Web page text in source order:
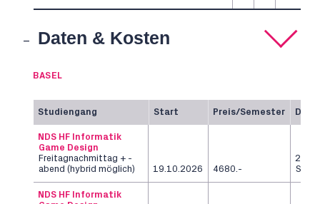
Daten & Kosten
BASEL
Studiengang Start Preis/Semester
NDS HF Informatik
Game Design
Freitagnachmittag + -
abend (hybrid möglich)
19.10.2026 4680.-
2
NDS HF Informatik